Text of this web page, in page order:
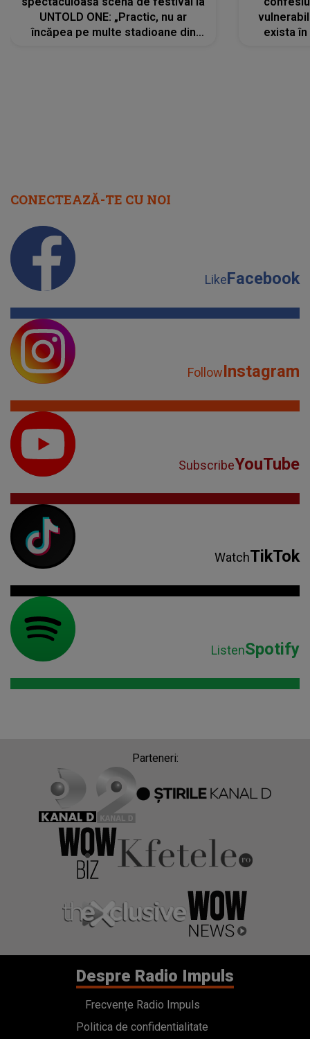
UNTOLD ONE: „Practic, nu ar
încăpea pe multe stadioane din
exista
CONECTEAZĂ-TE CU NOI
LikeFacebook
FollowInstagram
SubscribeYouTube
WatchTikTok
ListenSpotify
Parteneri:
Despre Radio Impuls
Frecvențe Radio Impuls
Politica de confidentialitate